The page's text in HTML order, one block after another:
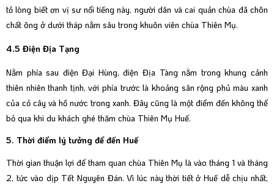
tỏ lòng biết ơn vị sư nổi tiếng này, người dân và cai quản chùa đã chôn
chất ông ở dưới tháp nằm sâu trong khuôn viên chùa Thiên Mụ.
4.5 Điện Địa Tạng
Nằm phía sau điện Đại Hùng, điện Địa Tàng nằm trong khung cảnh
thiên nhiên thanh tịnh, với phía trước là khoảng sân rộng phủ màu xanh
của cỏ cây và hồ nước trong xanh. Đây cũng là một điểm đến không thể
bỏ qua khi du khách ghé thăm chùa Thiên Mụ Huế.
5. Thời điểm lý tưởng để đến Huế
Thời gian thuận lợi để tham quan chùa Thiên Mụ là vào tháng 1 và tháng
2, tức vào dịp Tết Nguyên Đán. Vì lúc này thời tiết ở Huế dễ chịu nhất,